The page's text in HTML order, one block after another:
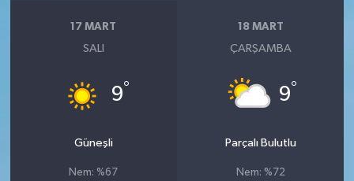
17 MART
SALI
9°
Güneşli
Nem: %67
18 MART
ÇARŞAMBA
9°
Parçalı Bulutlu
Nem: %72